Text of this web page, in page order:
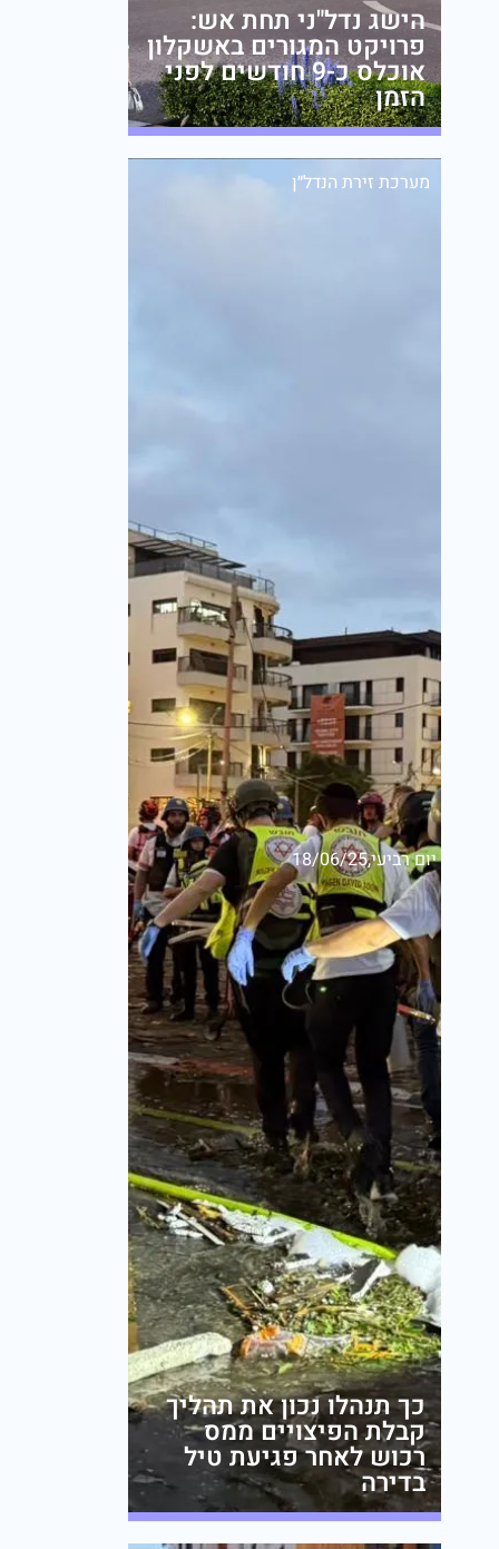
הישג נדל"ני תחת אש:
פרויקט המגורים באשקלון
אוכלס כ-9 חודשים לפני
הזמן
כך תנהלו נכון את תהליך
קבלת הפיצויים ממס
רכוש לאחר פגיעת טיל
בדירה
מערכת זירת הנדל״ן
יום רביעי,18/06/25